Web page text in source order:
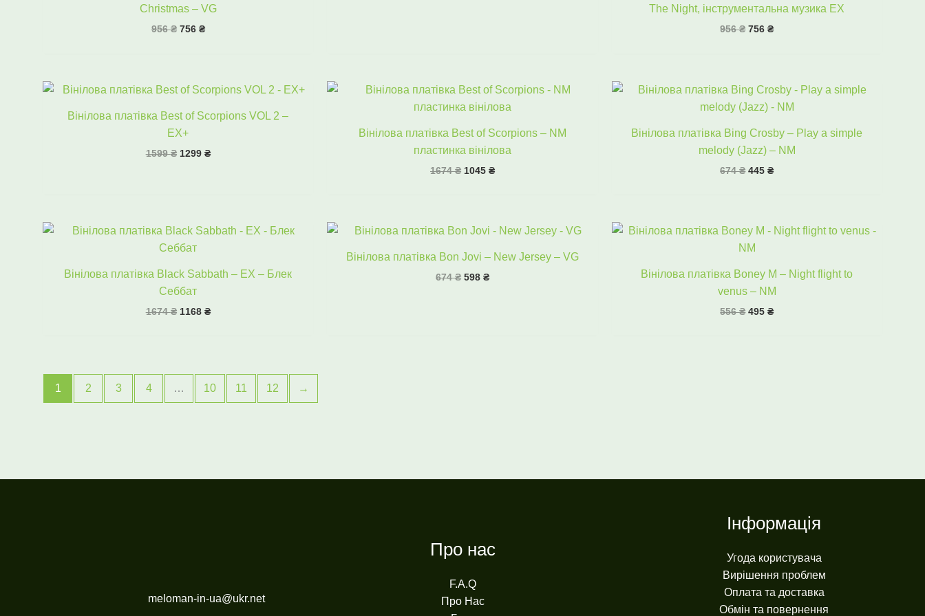
Christmas – VG
956₴ 756 ₴
The Night, інструментальна музика EX
956₴ 756₴
Вінілова платівка Best of Scorpions VOL 2 –
EX+
1599₴
Оригінальна
1599 ₴.
1299 ₴
Поточна
ціна:
1299 ₴.
Вінілова платівка Best of Scorpions – NM
пластинка вінілова
1674₴
Оригінальна
1674 ₴.
1045 ₴
Поточна
1045 ₴.
Вінілова платівка Bing Crosby – Play a simple
melody (Jazz) – NM
674₴
Оригінальна
ціна:
674 ₴.
445₴
Поточна
ціна:
445 ₴.
Вінілова платівка Black Sabbath – EX – Блек
Себбат
1674₴
Оригінальна
1674 ₴.
1168 ₴
Поточна
Вінілова платівка Bon Jovi – New Jersey – VG
674₴
Оригінальна
674 ₴.
598 ₴
Поточна
598 ₴.
Вінілова платівка Boney M – Night flight to
venus – NM
556₴
Оригінальна
ціна:
556 ₴.
495₴
Поточна
ціна:
1 2 3 4 … 10 11 12 →
meloman-in-ua@ukr.net
Про нас
F.A.Q
Про Нас
Інформація
Угода користувача
Вирішення проблем
Оплата та доставка
Обмін та повернення